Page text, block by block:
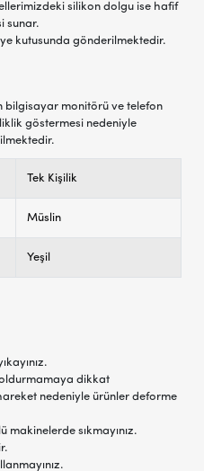
silikon dolgu ise hafif
sunar.
kutusunda gönderilmektedir.
bilgisayar monitörü ve telefon
göstermesi nedeniyle
Tek Kişilik
Müslin
Yeşil
dikkat
nedeniyle ürünler deforme
sıkmayınız.